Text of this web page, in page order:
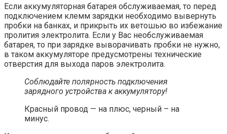
Если аккумуляторная батарея обслуживаемая, то перед
подключением клемм зарядки необходимо вывернуть
пробки на банках, и прикрыть их ветошью во избежание
пролития электролита. Если у Вас необслуживаемая
батарея, то при зарядке выворачивать пробки не нужно,
в таком аккумуляторе предусмотрены технические
отверстия для выхода паров электролита.
Соблюдайте полярность подключения
зарядного устройства к аккумулятору!
Красный провод — на плюс, черный – на
минус.